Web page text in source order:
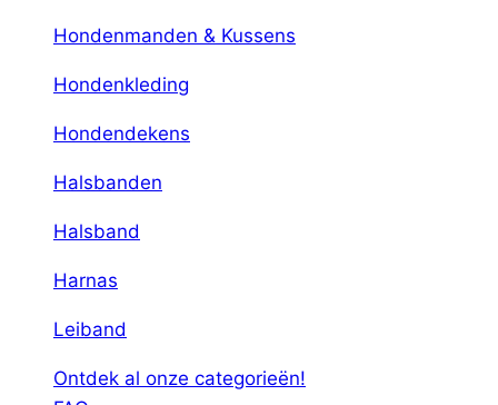
Hondenmanden & Kussens
Hondenkleding
Hondendekens
Halsbanden
Halsband
Harnas
Leiband
Ontdek al onze categorieën!